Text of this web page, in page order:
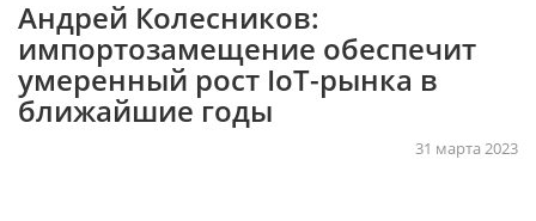
Андрей Колесников:
импортозамещение обеспечит
умеренный рост IoT-рынка в
ближайшие годы
31 марта 2023